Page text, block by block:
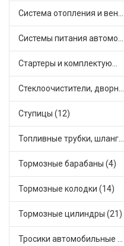
Система отопления и вентиляции (7)
Системы питания автомобиля (12)
Стартеры и комплектующие (20)
Стеклоочистители, дворники (1)
Ступицы (12)
Топливные трубки, шланги, магистрали и рампы (2)
Тормозные барабаны (4)
Тормозные колодки (14)
Тормозные цилиндры (21)
Тросики автомобильные (9)